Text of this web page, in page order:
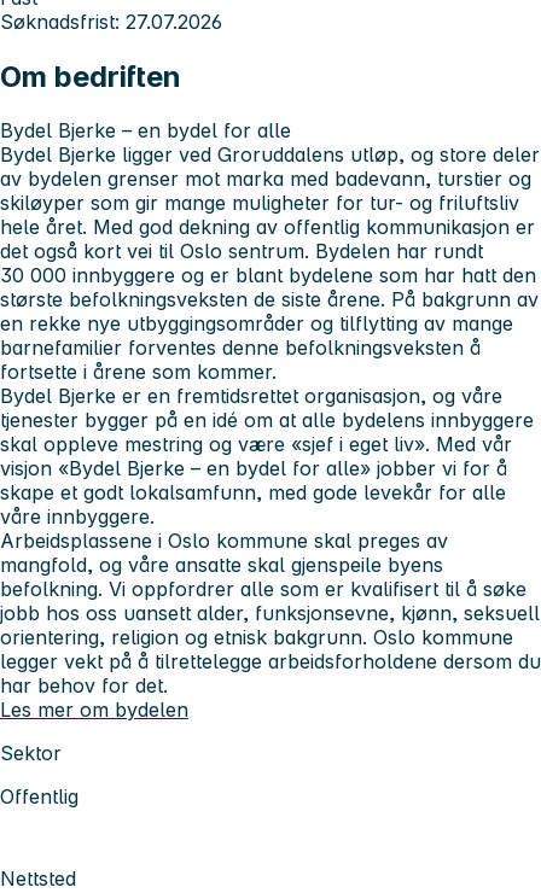
Søknadsfrist: 27.07.2026
Om bedriften
Bydel Bjerke – en bydel for alle
Bydel Bjerke ligger ved Groruddalens utløp, og store deler
av bydelen grenser mot marka med badevann, turstier og
skiløyper som gir mange muligheter for tur- og friluftsliv
hele året. Med god dekning av offentlig kommunikasjon er
det også kort vei til Oslo sentrum. Bydelen har rundt
30 000 innbyggere og er blant bydelene som har hatt den
største befolkningsveksten de siste årene. På bakgrunn av
en rekke nye utbyggingsområder og tilflytting av mange
barnefamilier forventes denne befolkningsveksten å
fortsette i årene som kommer.
Bydel Bjerke er en fremtidsrettet organisasjon, og våre
tjenester bygger på en idé om at alle bydelens innbyggere
skal oppleve mestring og være «sjef i eget liv». Med vår
visjon «Bydel Bjerke – en bydel for alle» jobber vi for å
skape et godt lokalsamfunn, med gode levekår for alle
våre innbyggere.
Arbeidsplassene i Oslo kommune skal preges av
mangfold, og våre ansatte skal gjenspeile byens
befolkning. Vi oppfordrer alle som er kvalifisert til å søke
jobb hos oss uansett alder, funksjonsevne, kjønn, seksuell
orientering, religion og etnisk bakgrunn. Oslo kommune
legger vekt på å tilrettelegge arbeidsforholdene dersom du
har behov for det.
Les mer om bydelen
Sektor
Offentlig
Nettsted